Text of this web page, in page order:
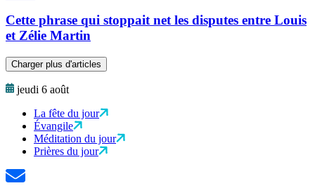
Cette phrase qui stoppait net les disputes entre Louis
et Zélie Martin
Charger plus d'articles
jeudi 6 août
La fête du jour
Évangile
Méditation du jour
Prières du jour